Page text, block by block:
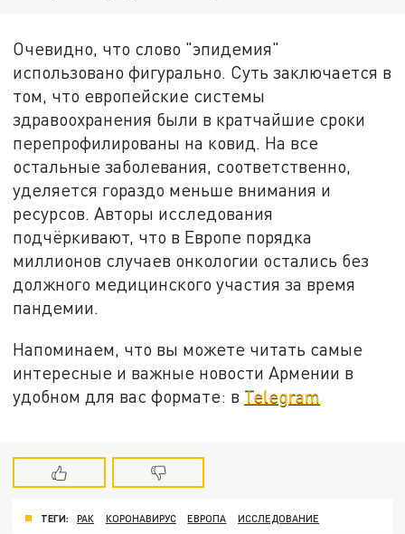
Очевидно, что слово "эпидемия"
использовано фигурально. Суть заключается в
том, что европейские системы
здравоохранения были в кратчайшие сроки
перепрофилированы на ковид. На все
остальные заболевания, соответственно,
уделяется гораздо меньше внимания и
ресурсов. Авторы исследования
подчёркивают, что в Европе порядка
миллионов случаев онкологии остались без
должного медицинского участия за время
пандемии.
Напоминаем, что вы можете читать самые
интересные и важные новости Армении в
удобном для вас формате: в Telegram
ТЕГИ: РАК КОРОНАВИРУС ЕВРОПА ИССЛЕДОВАНИЕ